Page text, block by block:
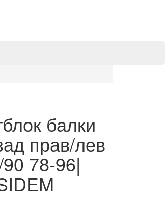
балки
прав/лев
78-96|